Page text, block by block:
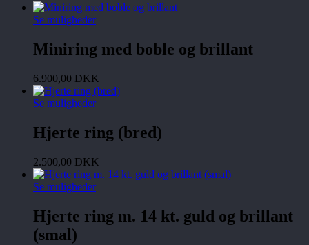
Se muligheder
Miniring med boble og brillant
6.900,00 DKK
Se muligheder
Hjerte ring (bred)
2.500,00 DKK
Se muligheder
Hjerte ring m. 14 kt. guld og brillant
(smal)